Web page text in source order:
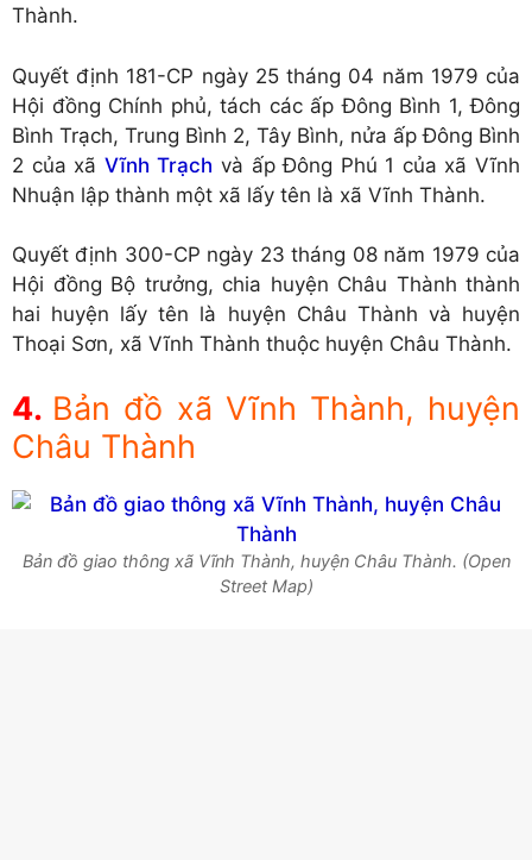
Thành.
Quyết định 181-CP ngày 25 tháng 04 năm 1979 của
Hội đồng Chính phủ, tách các ấp Đông Bình 1, Đông
Bình Trạch, Trung Bình 2, Tây Bình, nửa ấp Đông Bình
2 của xã Vĩnh Trạch và ấp Đông Phú 1 của xã Vĩnh
Nhuận lập thành một xã lấy tên là xã Vĩnh Thành.
Quyết định 300-CP ngày 23 tháng 08 năm 1979 của
Hội đồng Bộ trưởng, chia huyện Châu Thành thành
hai huyện lấy tên là huyện Châu Thành và huyện
Thoại Sơn, xã Vĩnh Thành thuộc huyện Châu Thành.
Bản đồ xã Vĩnh Thành, huyện
Châu Thành
Bản đồ giao thông xã Vĩnh Thành, huyện Châu Thành. (Open
Street Map)